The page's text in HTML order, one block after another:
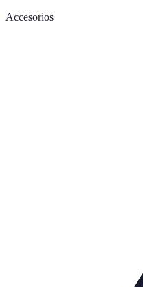
Accesorios